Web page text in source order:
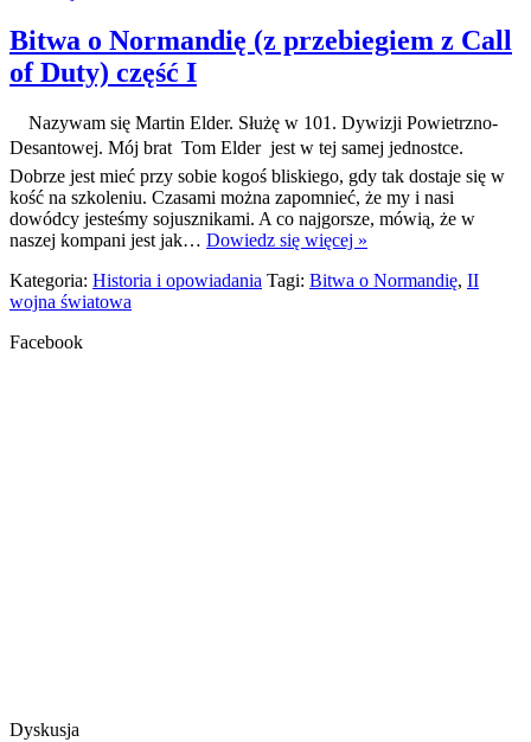
Bitwa o Normandię (z przebiegiem z Call
of Duty) część I
Nazywam się Martin Elder. Służę w 101. Dywizji Powietrzno-
Desantowej. Mój brat  Tom Elder  jest w tej samej jednostce.
Dobrze jest mieć przy sobie kogoś bliskiego, gdy tak dostaje się w
kość na szkoleniu. Czasami można zapomnieć, że my i nasi
dowódcy jesteśmy sojusznikami. A co najgorsze, mówią, że w
naszej kompani jest jak… Dowiedz się więcej »
Kategoria: Historia i opowiadania Tagi: Bitwa o Normandię, II
wojna światowa
Facebook
Dyskusja